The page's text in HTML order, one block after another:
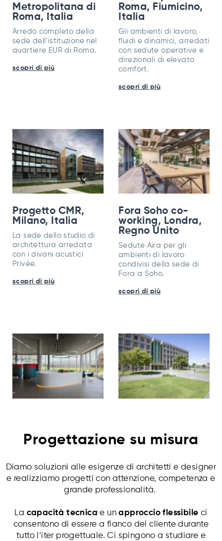
Metropolitana di
Roma, Italia
Arredo completo della
sede dell’istituzione nel
quartiere EUR di Roma.
scopri di più
Roma, Fiumicino,
Italia
Gli ambienti di lavoro,
fluidi e dinamici, arredati
con sedute operative e
direzionali di elevato
comfort.
scopri di più
Progetto CMR,
Milano, Italia
La sede dello studio di
architettura arredata
con i divani acustici
Privée.
scopri di più
Fora Soho co-
working, Londra,
Regno Unito
Sedute Aira per gli
ambienti di lavoro
condivisi della sede di
Fora a Soho.
scopri di più
Italia, Parma,
Italia
ufficio, modulare e
componibile, per creare
spazi riservati in
progettati da Frigerio
Design Group.
scopri di più
Vergata, Roma,
Italia
unitario che rispetta le
rispettive specificità
funzionali dei diversi
scopri di più
Progettazione su misura
Diamo soluzioni alle esigenze di architetti e designer
e realizziamo progetti con attenzione, competenza e
grande professionalità.
La capacità tecnica e unapproccio flessibile ci
consentono di essere a fianco del cliente durante
tutto l’iter progettuale. Ci spingono a studiare e